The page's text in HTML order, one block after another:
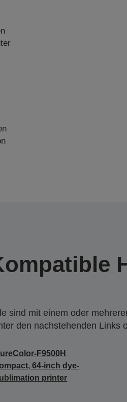
sind mit einem oder
den nachstehenden Links
F9500H
64-inch dye-
printer